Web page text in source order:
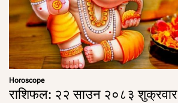
Horoscope
राशिफल: २२ साउन २०८३ शुक्रवार